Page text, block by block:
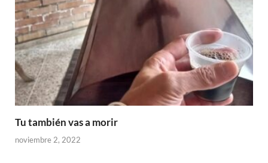
Tu también vas a morir
noviembre 2, 2022